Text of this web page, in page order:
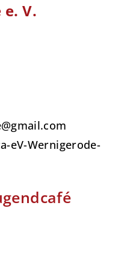
e. V.
eV-Wernigerode-